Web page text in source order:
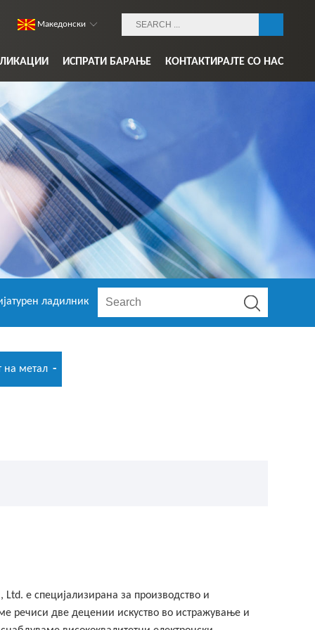
ИСПРАТИ БАРАЊЕ КОНТАКТИРАЈТЕ СО НАС
Македонски
ладилник
на метал
е специјализирана за производство и
речиси две децении искуство во истражување и